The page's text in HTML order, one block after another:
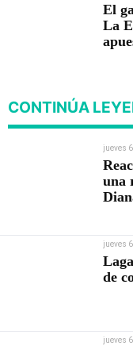
El
La
CONTINÚA
jueves
una
jueves
de
jueves